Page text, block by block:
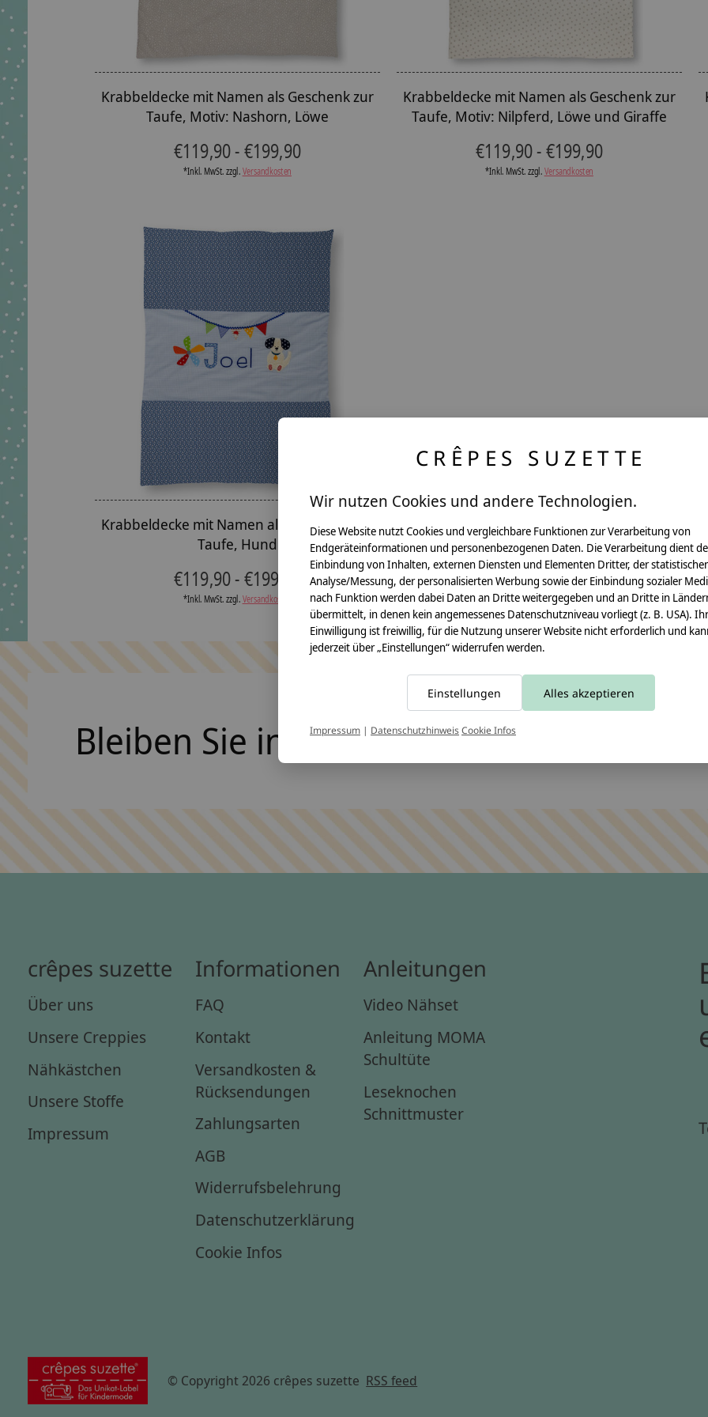
Krabbeldecke mit Namen als Geschenk zur
Taufe, Motiv: Nashorn, Löwe
€119,90 - €199,90
*Inkl. MwSt. zzgl.Versandkosten
Krabbeldecke mit Namen als Geschenk zur
Taufe, Motiv: Nilpferd, Löwe und Giraffe
€119,90 - €199,90
*Inkl. MwSt. zzgl.Versandkosten
Krabbeldecke mit Namen als Geschenk zur
Taufe, Hund
€119,90 - €199,90
*Inkl. MwSt. zzgl.Versandkosten
Bleiben Sie in Kontakt
crêpes suzette
Über uns
Unsere Creppies
Nähkästchen
Unsere Stoffe
Impressum
Informationen
FAQ
Kontakt
Versandkosten &
Rücksendungen
Zahlungsarten
AGB
Widerrufsbelehrung
Datenschutzerklärung
Cookie Infos
Anleitungen
Video Nähset
Anleitung MOMA
Schultüte
Leseknochen
Schnittmuster
© Copyright 2026 crêpes suzette RSS feed
CRÊPES SUZETTE
Wir nutzen Cookies und andere Technologien.
Diese Website nutzt Cookies und vergleichbare Funktionen zur Verarbeitung von
Endgeräteinformationen und personenbezogenen Daten. Die Verarbeitung dient
Einbindung von Inhalten, externen Diensten und Elementen Dritter, der
Analyse/Messung, der personalisierten Werbung sowie der Einbindung sozialer
nach Funktion werden dabei Daten an Dritte weitergegeben und an Dritte in
übermittelt, in denen kein angemessenes Datenschutzniveau vorliegt (z. B. USA).
Einwilligung ist freiwillig, für die Nutzung unserer Website nicht erforderlich und
jederzeit über „Einstellungen“ widerrufen werden.
Einstellungen Alles akzeptieren
Impressum | DatenschutzhinweisCookie Infos